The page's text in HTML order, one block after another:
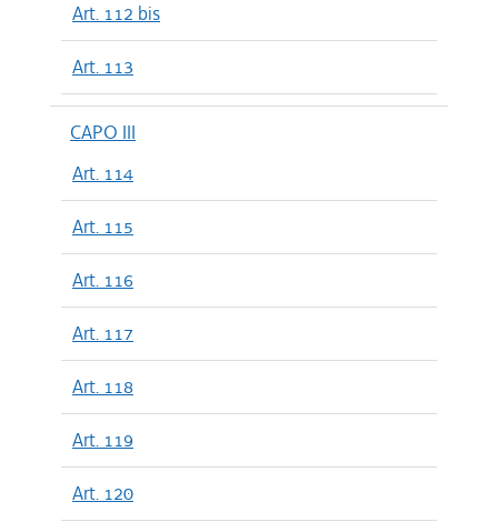
Art. 112 bis
Art. 113
CAPO III
Art. 114
Art. 115
Art. 116
Art. 117
Art. 118
Art. 119
Art. 120